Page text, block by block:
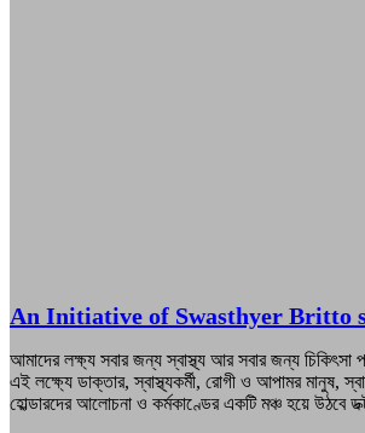
An Initiative of Swasthyer Britto
আমাদের লক্ষ্য সবার জন্য স্বাস্থ্য আর সবার জন্য চিকিৎসা
এই লক্ষ্যে ডাক্তার, স্বাস্থ্যকর্মী, রোগী ও আপামর মানুষ,
হোল্ডারদের আলোচনা ও কর্মকাণ্ডের একটি মঞ্চ হয়ে উঠবে